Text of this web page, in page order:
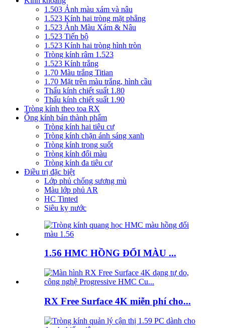
1.503 Ảnh màu xám và nâu
1.523 Kính hai tròng mặt phẳng
1.523 Ảnh Màu Xám & Nâu
1.523 Tiến bộ
1.523 Kính hai tròng hình tròn
Tròng kính râm 1.523
1.523 Kính trắng
1.70 Màu trắng Titian
1.70 Mặt trên màu trắng, hình cầu
Thấu kính chiết suất 1.80
Thấu kính chiết suất 1.90
Tròng kính theo toa RX
Ống kính bán thành phẩm
Tròng kính hai tiêu cự
Tròng kính chặn ánh sáng xanh
Tròng kính trong suốt
Tròng kính đổi màu
Tròng kính đa tiêu cự
Điều trị đặc biệt
Lớp phủ chống sương mù
Màu lớp phủ AR
HC Tinted
Siêu kỵ nước
1.56 HMC HỒNG ĐỔI MÀU ...
RX Free Surface 4K miễn phí cho...